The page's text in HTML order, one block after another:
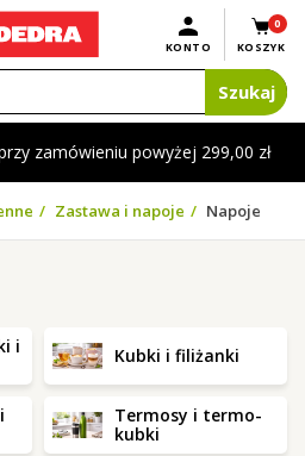
zamówieniu powyżej 299,00 zł
0
KOSZYK
KONTO
Szukaj
Zastawa i napoje Napoje
i
Kubki i filiżanki
Termosy i termo-
kubki